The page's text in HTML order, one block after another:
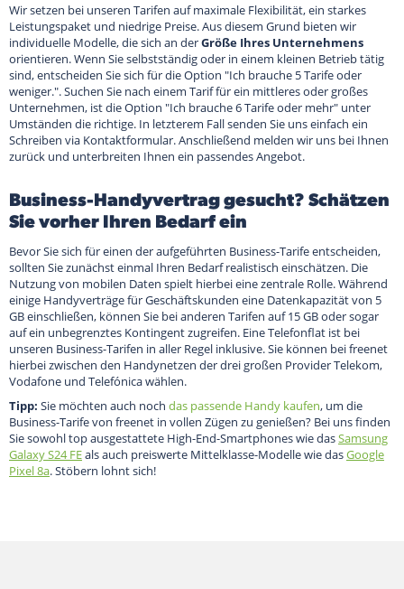
Wir setzen bei unseren Tarifen auf maximale Flexibilität, ein starkes
Leistungspaket und niedrige Preise. Aus diesem Grund bieten wir
individuelle Modelle, die sich an derGröße Ihres Unternehmens
orientieren. Wenn Sie selbstständig oder in einem kleinen Betrieb tätig
sind, entscheiden Sie sich für die Option "Ich brauche 5 Tarife oder
weniger.". Suchen Sie nach einem Tarif für ein mittleres oder großes
Unternehmen, ist die Option "Ich brauche 6 Tarife oder mehr" unter
Umständen die richtige. In letzterem Fall senden Sie uns einfach ein
Schreiben via Kontaktformular. Anschließend melden wir uns bei Ihnen
zurück und unterbreiten Ihnen ein passendes Angebot.
Business-Handyvertrag gesucht? Schätzen
Sie vorher Ihren Bedarf ein
Bevor Sie sich für einen der aufgeführten Business-Tarife entscheiden,
sollten Sie zunächst einmal Ihren Bedarf realistisch einschätzen. Die
Nutzung von mobilen Daten spielt hierbei eine zentrale Rolle. Während
einige Handyverträge für Geschäftskunden eine Datenkapazität von 5
GB einschließen, können Sie bei anderen Tarifen auf 15 GB oder sogar
auf ein unbegrenztes Kontingent zugreifen. Eine Telefonflat ist bei
unseren Business-Tarifen in aller Regel inklusive. Sie können bei freenet
hierbei zwischen den Handynetzen der drei großen Provider Telekom,
Vodafone und Telefónica wählen.
Tipp: Sie möchten auch noch das passende Handy kaufen, um die
Business-Tarife von freenet in vollen Zügen zu genießen? Bei uns finden
Sie sowohl top ausgestattete High-End-Smartphones wie dasSamsung
Galaxy S24 FEals auch preiswerte Mittelklasse-Modelle wie dasGoogle
Pixel 8a. Stöbern lohnt sich!